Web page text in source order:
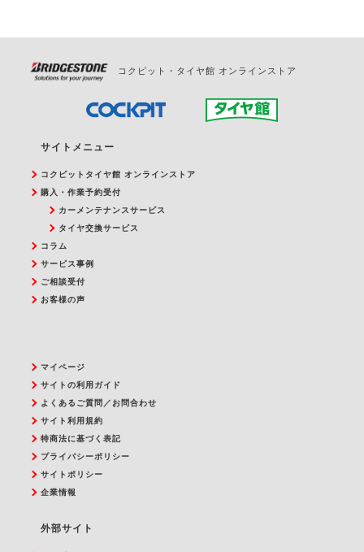
コクピット・タイヤ館 オンラインストア
サイトメニュー
コクピットタイヤ館 オンラインストア
購入・作業予約受付
カーメンテナンスサービス
タイヤ交換サービス
コラム
サービス事例
ご相談受付
お客様の声
マイページ
サイトの利用ガイド
よくあるご質問／お問合わせ
サイト利用規約
特商法に基づく表記
プライバシーポリシー
サイトポリシー
企業情報
外部サイト